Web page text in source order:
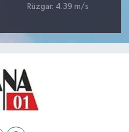
Rüzgar: 4.39 m/s